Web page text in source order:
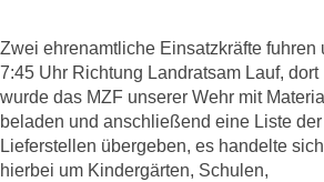
Zwei ehrenamtliche Einsatzkräfte fuhren
7:45 Uhr Richtung Landratsam Lauf, dort
wurde das MZF unserer Wehr mit Material
beladen und anschließend eine Liste der
Lieferstellen übergeben, es handelte sich
hierbei um Kindergärten, Schulen,